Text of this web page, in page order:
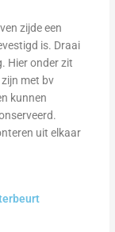
zijde een
is. Draai
Hier onder zit
met bv
kunnen
uit elkaar